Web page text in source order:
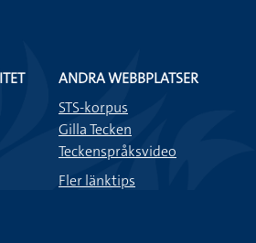
ANDRA WEBBPLATSER
STS-korpus
Gilla Tecken
Teckenspråksvideo
Fler länktips